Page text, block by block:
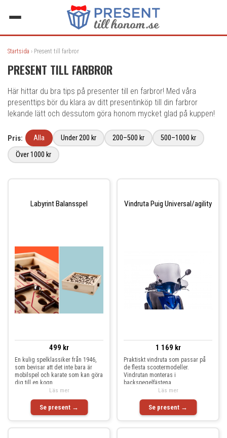
Startsida › Present till farbror
PRESENT TILL FARBROR
Här hittar du bra tips på presenter till en farbror! Med våra
presenttips bör du klara av ditt presentinköp till din farbror
lekande lätt och dessutom göra honom mycket glad på kuppen!
Pris: Alla Under 200 kr 200–500 kr
500–1000 kr
Över 1000 kr
Labyrint Balansspel
499 kr
En kulig spelklassiker från 1946,
som bevisar att det inte bara är
mobilspel och karate som kan göra
dig till en kogn
Se present →
Läs mer
Vindruta Puig Universal/agility
1 169 kr
Praktiskt vindruta som passar på
de flesta scootermodeller.
Vindrutan monteras i
backspegelfästena.
Se present →
Läs mer